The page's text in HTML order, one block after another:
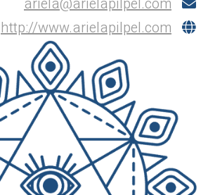
http://www.arielapilpel.com